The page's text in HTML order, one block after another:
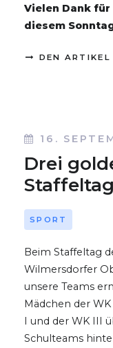
Vielen Dank
diesem
DEN ARTIKEL
16.
Drei
Staffeltag
SPORT
Beim Staffeltag
Wilmersdorfer
unsere Teams
Mädchen der
I und der WK III
Schulteams